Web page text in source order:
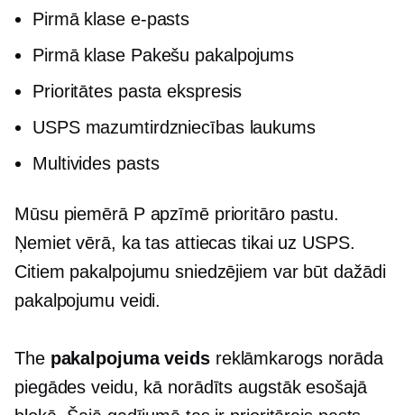
Pirmā klasee-pasts
Pirmā klasePakešu pakalpojums
Prioritātes pasta ekspresis
USPS mazumtirdzniecības laukums
Multivides pasts
Mūsu piemērā P apzīmē prioritāro pastu.
Ņemiet vērā, ka tas attiecas tikai uz USPS.
Citiem pakalpojumu sniedzējiem var būt dažādi
pakalpojumu veidi.
The pakalpojuma veidsreklāmkarogs norāda
piegādes veidu, kā norādīts augstāk esošajā